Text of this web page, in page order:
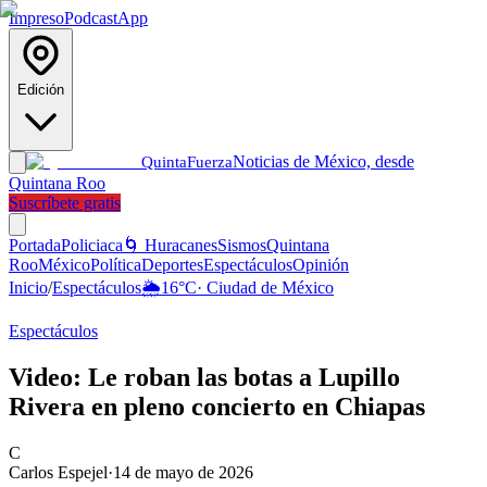
ImpresoPodcastApp
Edición
QuintaFuerzaNoticias de México, desde
Quintana Roo
Suscríbete gratis
PortadaPoliciaca 🌀 HuracanesSismosQuintana
RooMéxicoPolíticaDeportesEspectáculosOpinión
Inicio/Espectáculos🌦️16°C· Ciudad de México
Espectáculos
Video: Le roban las botas a Lupillo
Rivera en pleno concierto en Chiapas
C
Carlos Espejel·14 de mayo de 2026